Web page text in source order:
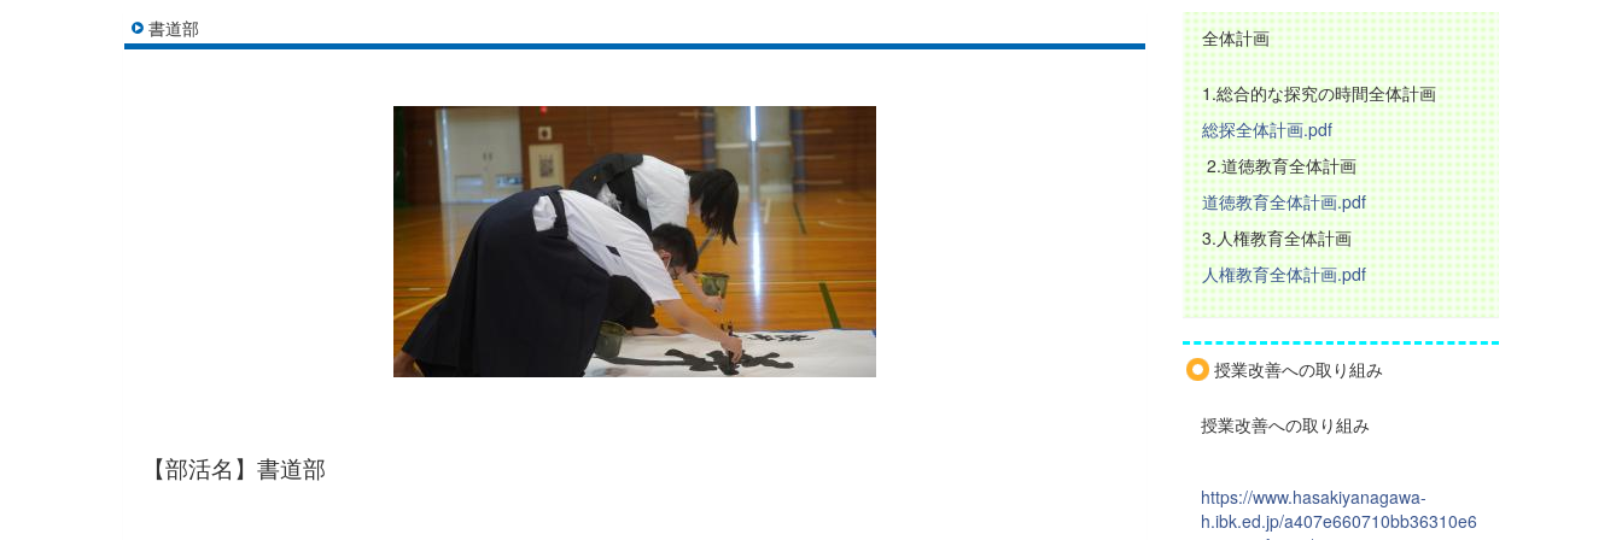
書道部
【部活名】書道部
全体計画
1.総合的な探究の時間全体計画
総探全体計画.pdf
2.道徳教育全体計画
道徳教育全体計画.pdf
3.人権教育全体計画
人権教育全体計画.pdf
授業改善への取り組み
授業改善への取り組み
https://www.hasakiyanagawa-
h.ibk.ed.jp/a407e660710bb36310e6